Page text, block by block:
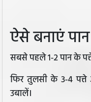
ऐसे बनाएं
सबसे पहले 1-2 पान के
फिर तुलसी के 3-4
उबालें।